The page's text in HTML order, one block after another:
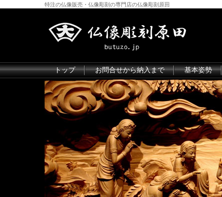
特注の仏像販売・仏像彫刻の専門店の仏像彫刻原田
トップ お問合せから納入まで 基本姿勢